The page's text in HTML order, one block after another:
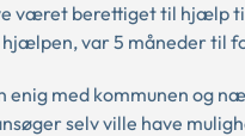
været berettiget til hjælp
var 5 måneder til
med kommunen og
selv ville have